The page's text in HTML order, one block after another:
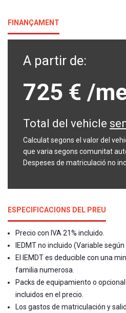
FINANÇAMENT
A partir de:
725 € /
Total del vehicle
Calculat segons el valor del
que varia segons comunitat
Despeses de matriculació no
ESPECIFICACIONS DEL PREU
Precio con IVA 21% incluido.
IEDMT no incluido (Variable
El IEMDT es deducible con una
familia numerosa.
Packs de equipamiento o
incluidos en el precio.
Los gastos de matriculación y